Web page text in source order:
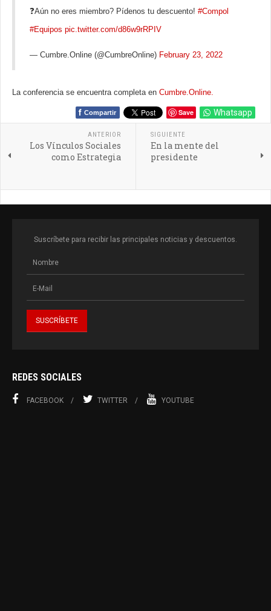
❓Aún no eres miembro? Pídenos tu descuento! #Compol
#Equipos pic.twitter.com/d86w9rRPIV
— Cumbre.Online (@CumbreOnline) February 23, 2022
La conferencia se encuentra completa en Cumbre.Online.
f Compartir Save Whatsapp
ANTERIOR
Los Vínculos Sociales
como Estrategia
SIGUIENTE
En la mente del
presidente
Suscríbete para recibir las principales noticias y descuentos.
REDES SOCIALES
FACEBOOK TWITTER YOUTUBE